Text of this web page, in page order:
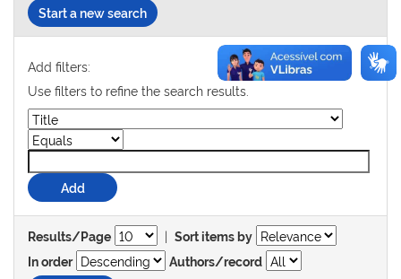
Start a new search
Add filters:
Use filters to refine the search results.
Results/Page | Sort items by
In order
Authors/record